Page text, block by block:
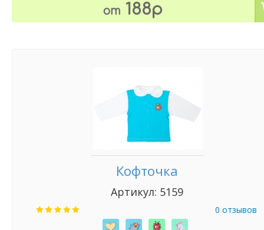
от 188р
Кофточка
Артикул: 5159
0 отзывов